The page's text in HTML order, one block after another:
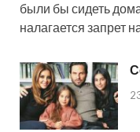
были бы сидеть
налагается запрет